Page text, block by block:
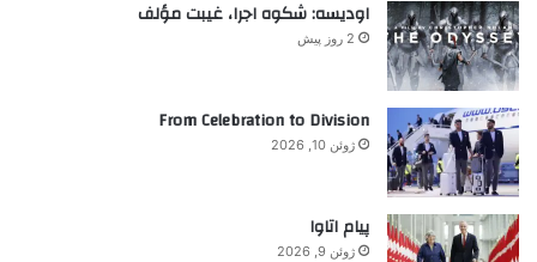
اودیسه: شکوه اجرا، غیبت مؤلف
2 روز پیش
From Celebration to Division
ژوئن 10, 2026
پیام اتاوا
ژوئن 9, 2026